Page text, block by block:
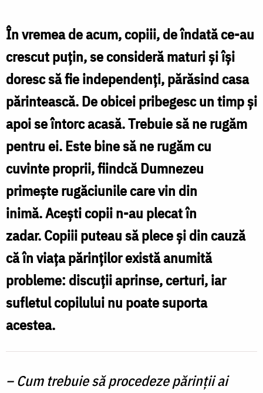
adevărul,
dreptatea,
dragostea
și
blândețea
Foto:
Valentina
Bîrgăoanu
În vremea de acum, copiii, de îndată ce-au
crescut puţin, se consideră maturi şi îşi
doresc să fie independenţi, părăsind casa
părintească. De obicei pribegesc un timp şi
apoi se întorc acasă. Trebuie să ne rugăm
pentru ei. Este bine să ne rugăm cu
cuvinte proprii, fiindcă Dumnezeu
primeşte rugăciunile care vin din
inimă. Aceşti copii n-au plecat în
zadar. Copiii puteau să plece şi din cauză
că în viaţa părinţilor există anumită
probleme: discuţii aprinse, certuri, iar
sufletul copilului nu poate suporta
acestea.
– Cum trebuie să procedeze părinții ai